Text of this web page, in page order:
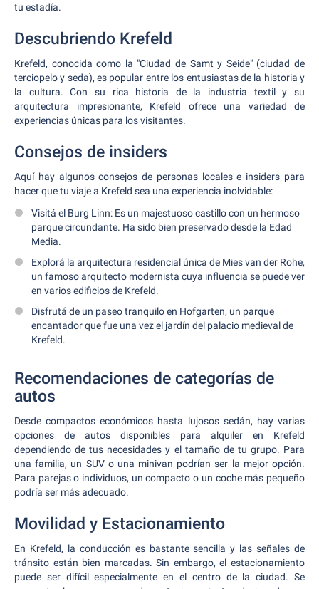
tu estadía.
Descubriendo Krefeld
Krefeld, conocida como la "Ciudad de Samt y Seide" (ciudad de
terciopelo y seda), es popular entre los entusiastas de la historia y
la cultura. Con su rica historia de la industria textil y su
arquitectura impresionante, Krefeld ofrece una variedad de
experiencias únicas para los visitantes.
Consejos de insiders
Aquí hay algunos consejos de personas locales e insiders para
hacer que tu viaje a Krefeld sea una experiencia inolvidable:
Visitá el Burg Linn: Es un majestuoso castillo con un hermoso
parque circundante. Ha sido bien preservado desde la Edad
Media.
Explorá la arquitectura residencial única de Mies van der Rohe,
un famoso arquitecto modernista cuya influencia se puede ver
en varios edificios de Krefeld.
Disfrutá de un paseo tranquilo en Hofgarten, un parque
encantador que fue una vez el jardín del palacio medieval de
Krefeld.
Recomendaciones de categorías de
autos
Desde compactos económicos hasta lujosos sedán, hay varias
opciones de autos disponibles para alquiler en Krefeld
dependiendo de tus necesidades y el tamaño de tu grupo. Para
una familia, un SUV o una minivan podrían ser la mejor opción.
Para parejas o individuos, un compacto o un coche más pequeño
podría ser más adecuado.
Movilidad y Estacionamiento
En Krefeld, la conducción es bastante sencilla y las señales de
tránsito están bien marcadas. Sin embargo, el estacionamiento
puede ser difícil especialmente en el centro de la ciudad. Se